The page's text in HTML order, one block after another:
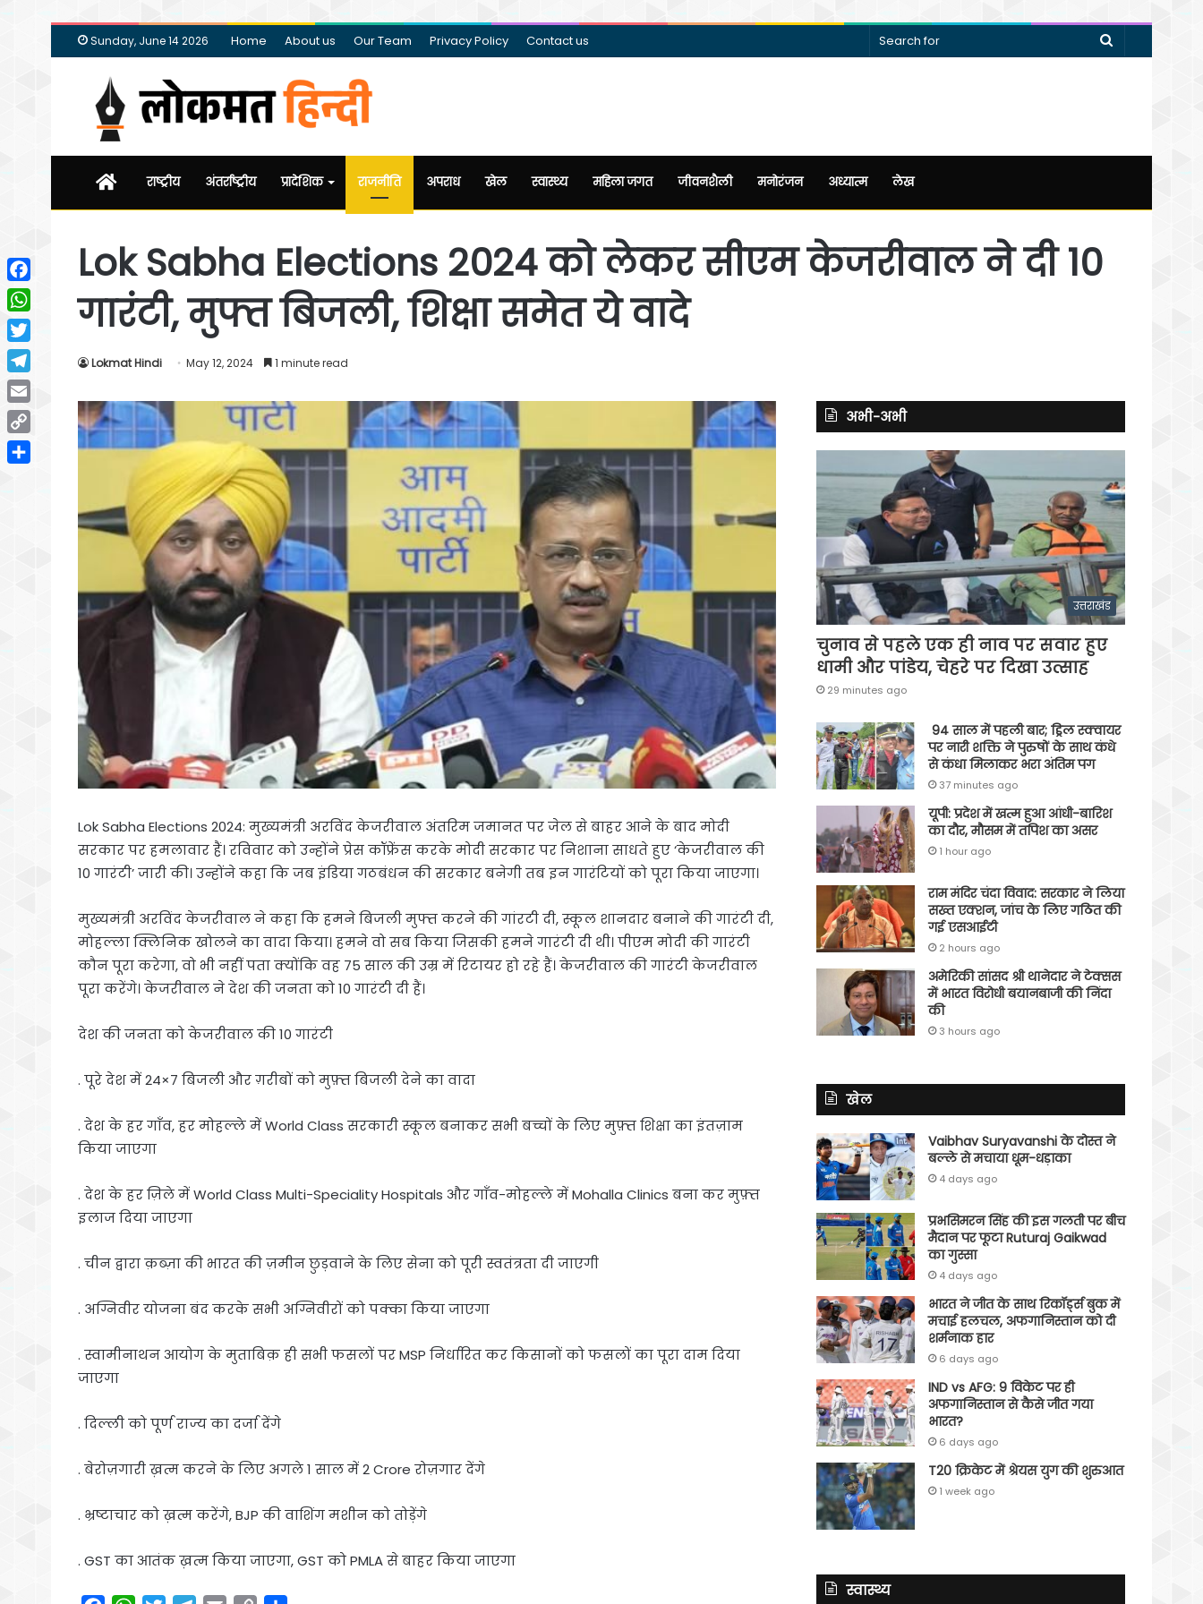
Sunday, June 14 2026 Home About us Our Team Privacy Policy Contact us
Search
Homeराष्ट्रीय अंतर्राष्ट्रीय प्रादेशिक राजनीति अपराध खेल स्वास्थ्य महिला जगत जीवनशैली मनोरंजन अध्यात्म लेख
Lok Sabha Elections 2024 को लेकर सीएम केजरीवाल ने दी 10
गारंटी, मुफ्त ​बिजली, शिक्षा समेत ये वादे
Lokmat Hindi May 12, 2024 1 minute read
Lok Sabha Elections 2024: मुख्यमंत्री अरविंद केजरीवाल अंतरिम जमानत पर जेल से बाहर आने के बाद मोदी
सरकार पर हमलावार हैं। रविवार को उन्होंने प्रेस कॉफ्रेंस करके मोदी सरकार पर निशाना साधते हुए ‘केजरीवाल की
10 गारंटी’ जारी की। उन्होंने कहा कि जब इंडिया गठबंधन की सरकार बनेगी तब इन गारंटियों को पूरा किया जाएगा।
मुख्यमंत्री अरविंद केजरीवाल ने कहा कि हमने बिजली मुफ्त करने की गांरटी दी, स्कूल शानदार बनाने की गारंटी दी,
मोहल्ला क्लिनिक खोलने का वादा किया। हमने वो सब किया जिसकी हमने गारंटी दी थी। पीएम मोदी की गारंटी
कौन पूरा करेगा, वो भी नहीं पता क्योंकि वह 75 साल की उम्र में रिटायर हो रहे हैं। केजरीवाल की गारंटी केजरीवाल
पूरा करेंगे। केजरीवाल ने देश की जनता को 10 गारंटी दी हैं।
देश की जनता को केजरीवाल की 10 गारंटी
. पूरे देश में 24×7 बिजली और ग़रीबों को मुफ़्त बिजली देने का वादा
. देश के हर गाँव, हर मोहल्ले में World Class सरकारी स्कूल बनाकर सभी बच्चों के लिए मुफ़्त शिक्षा का इंतज़ाम
किया जाएगा
. देश के हर ज़िले में World Class Multi-Speciality Hospitals और गाँव-मोहल्ले में Mohalla Clinics बना कर मुफ़्त
इलाज दिया जाएगा
. चीन द्वारा क़ब्ज़ा की भारत की ज़मीन छुड़वाने के लिए सेना को पूरी स्वतंत्रता दी जाएगी
. अग्निवीर योजना बंद करके सभी अग्निवीरों को पक्का किया जाएगा
. स्वामीनाथन आयोग के मुताबिक़ ही सभी फसलों पर MSP निर्धारित कर किसानों को फसलों का पूरा दाम दिया
जाएगा
. दिल्ली को पूर्ण राज्य का दर्जा देंगे
. बेरोज़गारी ख़त्म करने के लिए अगले 1 साल में 2 Crore रोज़गार देंगे
. भ्रष्टाचार को ख़त्म करेंगे, BJP की वाशिंग मशीन को तोड़ेंगे
. GST का आतंक ख़त्म किया जाएगा, GST को PMLA से बाहर किया जाएगा
अभी-अभी
उत्तराखंड
चुनाव से पहले एक ही नाव पर सवार हुए
धामी और पांडेय, चेहरे पर दिखा उत्साह
29 minutes ago
94 साल में पहली बार; ड्रिल स्क्वायर
पर नारी शक्ति ने पुरुषों के साथ कंधे
से कंधा मिलाकर भरा अंतिम पग
37 minutes ago
यूपी: प्रदेश में खत्म हुआ आंधी-बारिश
का दौर, मौसम में तपिश का असर
1 hour ago
राम मंदिर चंदा विवाद: सरकार ने लिया
सख्त एक्शन, जांच के लिए गठित की
गई एसआईटी
2 hours ago
अमेरिकी सांसद श्री थानेदार ने टेक्सस
में भारत विरोधी बयानबाजी की निंदा
की
3 hours ago
खेल
Vaibhav Suryavanshi के दोस्त ने
बल्ले से मचाया धूम-धड़ाका
4 days ago
प्रभसिमरन सिंह की इस गलती पर बीच
मैदान पर फूटा Ruturaj Gaikwad
का गुस्सा
4 days ago
भारत ने जीत के साथ रिकॉर्ड्स बुक में
मचाई हलचल, अफगानिस्तान को दी
शर्मनाक हार
6 days ago
IND vs AFG: 9 विकेट पर ही
अफगानिस्तान से कैसे जीत गया
भारत?
6 days ago
T20 क्रिकेट में श्रेयस युग की शुरुआत
1 week ago
स्वास्थ्य
Facebook
WhatsApp
Twitter
Telegram
Email
Copy
Link